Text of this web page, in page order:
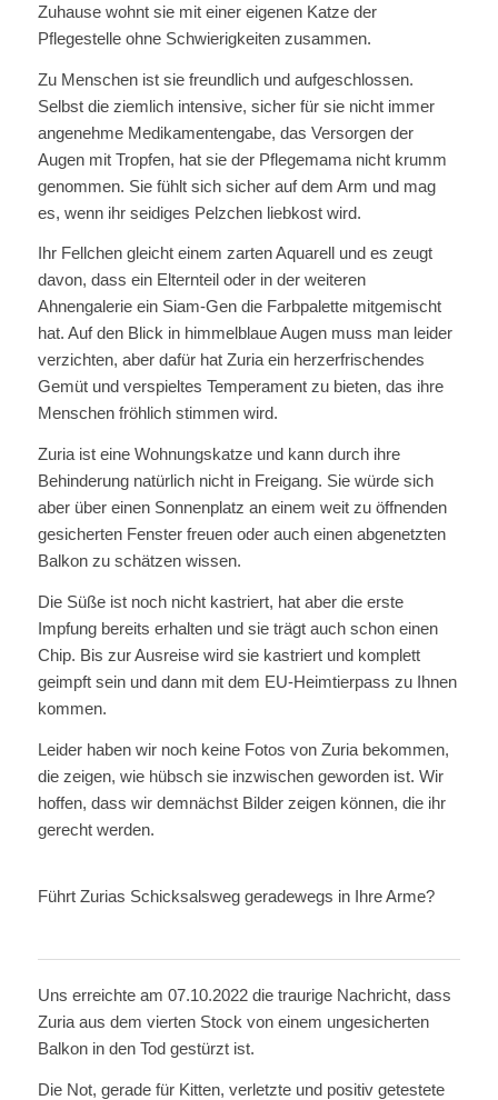
Zuhause wohnt sie mit einer eigenen Katze der
Pflegestelle ohne Schwierigkeiten zusammen.
Zu Menschen ist sie freundlich und aufgeschlossen.
Selbst die ziemlich intensive, sicher für sie nicht immer
angenehme Medikamentengabe, das Versorgen der
Augen mit Tropfen, hat sie der Pflegemama nicht krumm
genommen. Sie fühlt sich sicher auf dem Arm und mag
es, wenn ihr seidiges Pelzchen liebkost wird.
Ihr Fellchen gleicht einem zarten Aquarell und es zeugt
davon, dass ein Elternteil oder in der weiteren
Ahnengalerie ein Siam-Gen die Farbpalette mitgemischt
hat. Auf den Blick in himmelblaue Augen muss man leider
verzichten, aber dafür hat Zuria ein herzerfrischendes
Gemüt und verspieltes Temperament zu bieten, das ihre
Menschen fröhlich stimmen wird.
Zuria ist eine Wohnungskatze und kann durch ihre
Behinderung natürlich nicht in Freigang. Sie würde sich
aber über einen Sonnenplatz an einem weit zu öffnenden
gesicherten Fenster freuen oder auch einen abgenetzten
Balkon zu schätzen wissen.
Die Süße ist noch nicht kastriert, hat aber die erste
Impfung bereits erhalten und sie trägt auch schon einen
Chip. Bis zur Ausreise wird sie kastriert und komplett
geimpft sein und dann mit dem EU-Heimtierpass zu Ihnen
kommen.
Leider haben wir noch keine Fotos von Zuria bekommen,
die zeigen, wie hübsch sie inzwischen geworden ist. Wir
hoffen, dass wir demnächst Bilder zeigen können, die ihr
gerecht werden.
Führt Zurias Schicksalsweg geradewegs in Ihre Arme?
Uns erreichte am 07.10.2022 die traurige Nachricht, dass
Zuria aus dem vierten Stock von einem ungesicherten
Balkon in den Tod gestürzt ist.
Die Not, gerade für Kitten, verletzte und positiv getestete